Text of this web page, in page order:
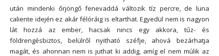
után mindenki őrjöngő fenevaddá változik tíz percre, de luna
caliente idején ez akár félóráig is eltarthat. Egyedül nem is nagyon
lát hozzá az ember, hacsak nincs egy akkora, tűz- és
földrengésbiztos, belülről nyitható széfje, ahová bezárhatja
magát, és ahonnan nem is juthat ki addig, amíg el nem múlik az